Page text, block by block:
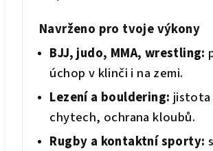
Navrženo pro tvoje výkony
BJJ, judo, MMA, wrestling:
úchop v klinči i na zemi.
Lezení a bouldering: jistota
chytech, ochrana kloubů.
Rugby a kontaktní sporty: